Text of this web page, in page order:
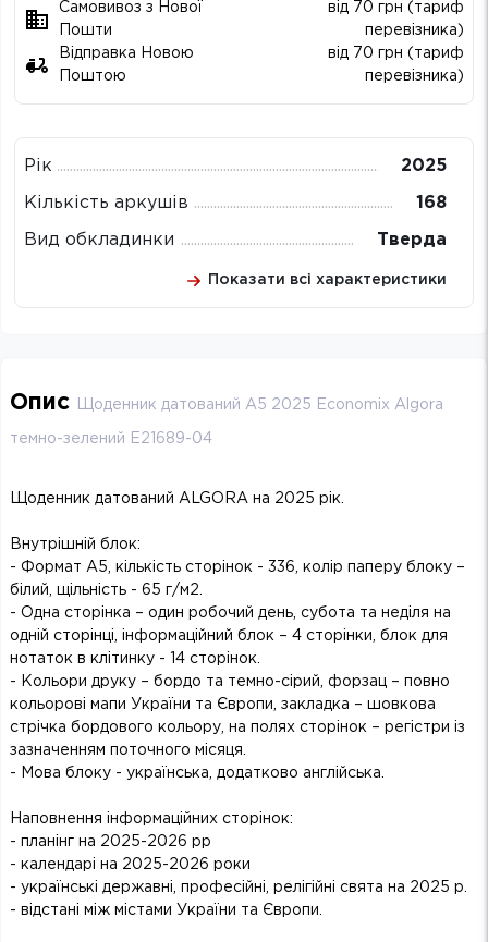
Самовивоз з Нової
Пошти
від 70 грн (тариф
перевізника)
Відправка Новою
Поштою
від 70 грн (тариф
перевізника)
Рік 2025
Кількість аркушів 168
Вид обкладинки Тверда
Показати всі характеристики
Опис Щоденник датований А5 2025 Economix Algora
темно-зелений E21689-04
Щоденник датований ALGORA на 2025 рік.
Внутрішній блок:
- Формат А5, кількість сторінок - 336, колір паперу блоку –
білий, щільність - 65 г/м2.
- Одна сторінка – один робочий день, субота та неділя на
одній сторінці, інформаційний блок – 4 сторінки, блок для
нотаток в клітинку - 14 сторінок.
- Кольори друку – бордо та темно-сірий, форзац – повно
кольорові мапи України та Європи, закладка – шовкова
стрічка бордового кольору, на полях сторінок – регістри із
зазначенням поточного місяця.
- Мова блоку - українська, додатково англійська.
Наповнення інформаційних сторінок:
- планінг на 2025-2026 рр
- календарі на 2025-2026 роки
- українські державні, професійні, релігійні свята на 2025 р.
- відстані між містами України та Європи.